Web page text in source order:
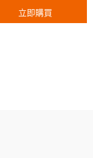
立即購買